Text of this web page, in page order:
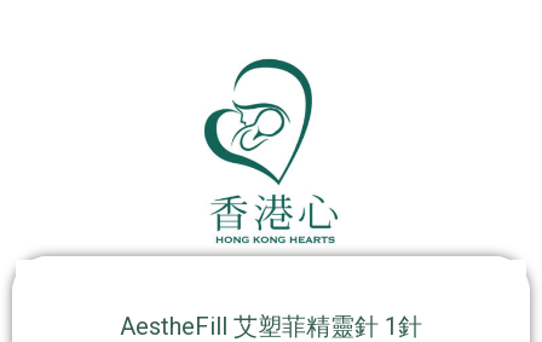
AestheFill 艾塑菲精靈針 1針